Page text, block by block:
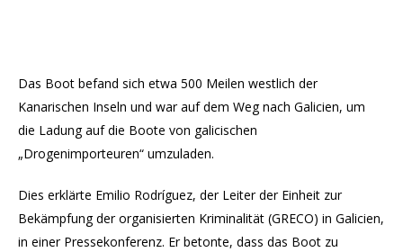
Das Boot befand sich etwa 500 Meilen westlich der
Kanarischen Inseln und war auf dem Weg nach Galicien, um
die Ladung auf die Boote von galicischen
„Drogenimporteuren“ umzuladen.
Dies erklärte Emilio Rodríguez, der Leiter der Einheit zur
Bekämpfung der organisierten Kriminalität (GRECO) in Galicien,
in einer Pressekonferenz. Er betonte, dass das Boot zu